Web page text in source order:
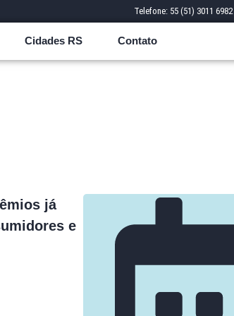
Telefone: 55 (51) 3011 6982
Cidades RS Contato
já
e